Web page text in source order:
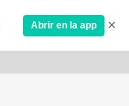
Abrir en la app ×